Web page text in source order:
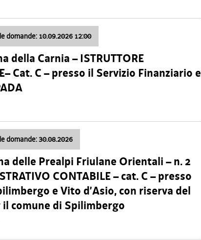
domande: 10.09.2026 12:00
della Carnia – ISTRUTTORE
Cat. C – presso il Servizio Finanziario e
domande: 30.08.2026
delle Prealpi Friulane Orientali – n. 2
CONTABILE – cat. C – presso
e Vito d’Asio, con riserva del
comune di Spilimbergo